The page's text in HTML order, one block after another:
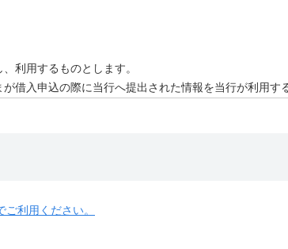
利用するものとします。
借入申込の際に当行へ提出された情報を当行が利用す
は携帯電話番号宛に「マイページ登録完了のお知らせ
とによりマイページ登録が完了し、本サービスの利用
と判断した場合，本サービスの利用を承諾しない場合
利用ください。